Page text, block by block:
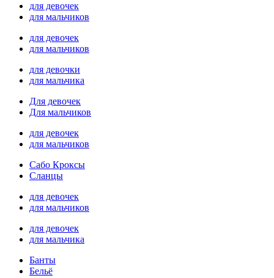
для девочек
для мальчиков
для девочек
для мальчиков
для девочки
для мальчика
Для девочек
Для мальчиков
для девочек
для мальчиков
Сабо Кроксы
Сланцы
для девочек
для мальчиков
для девочек
для мальчика
Банты
Бельё